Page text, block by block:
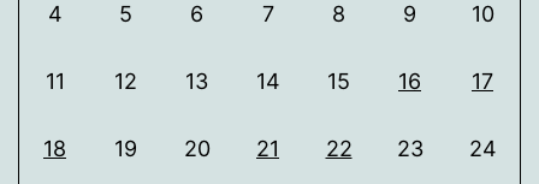
4 5 6 7 8 9 10
11 12 13 14 15 16 17
18 19 20 21 22 23 24